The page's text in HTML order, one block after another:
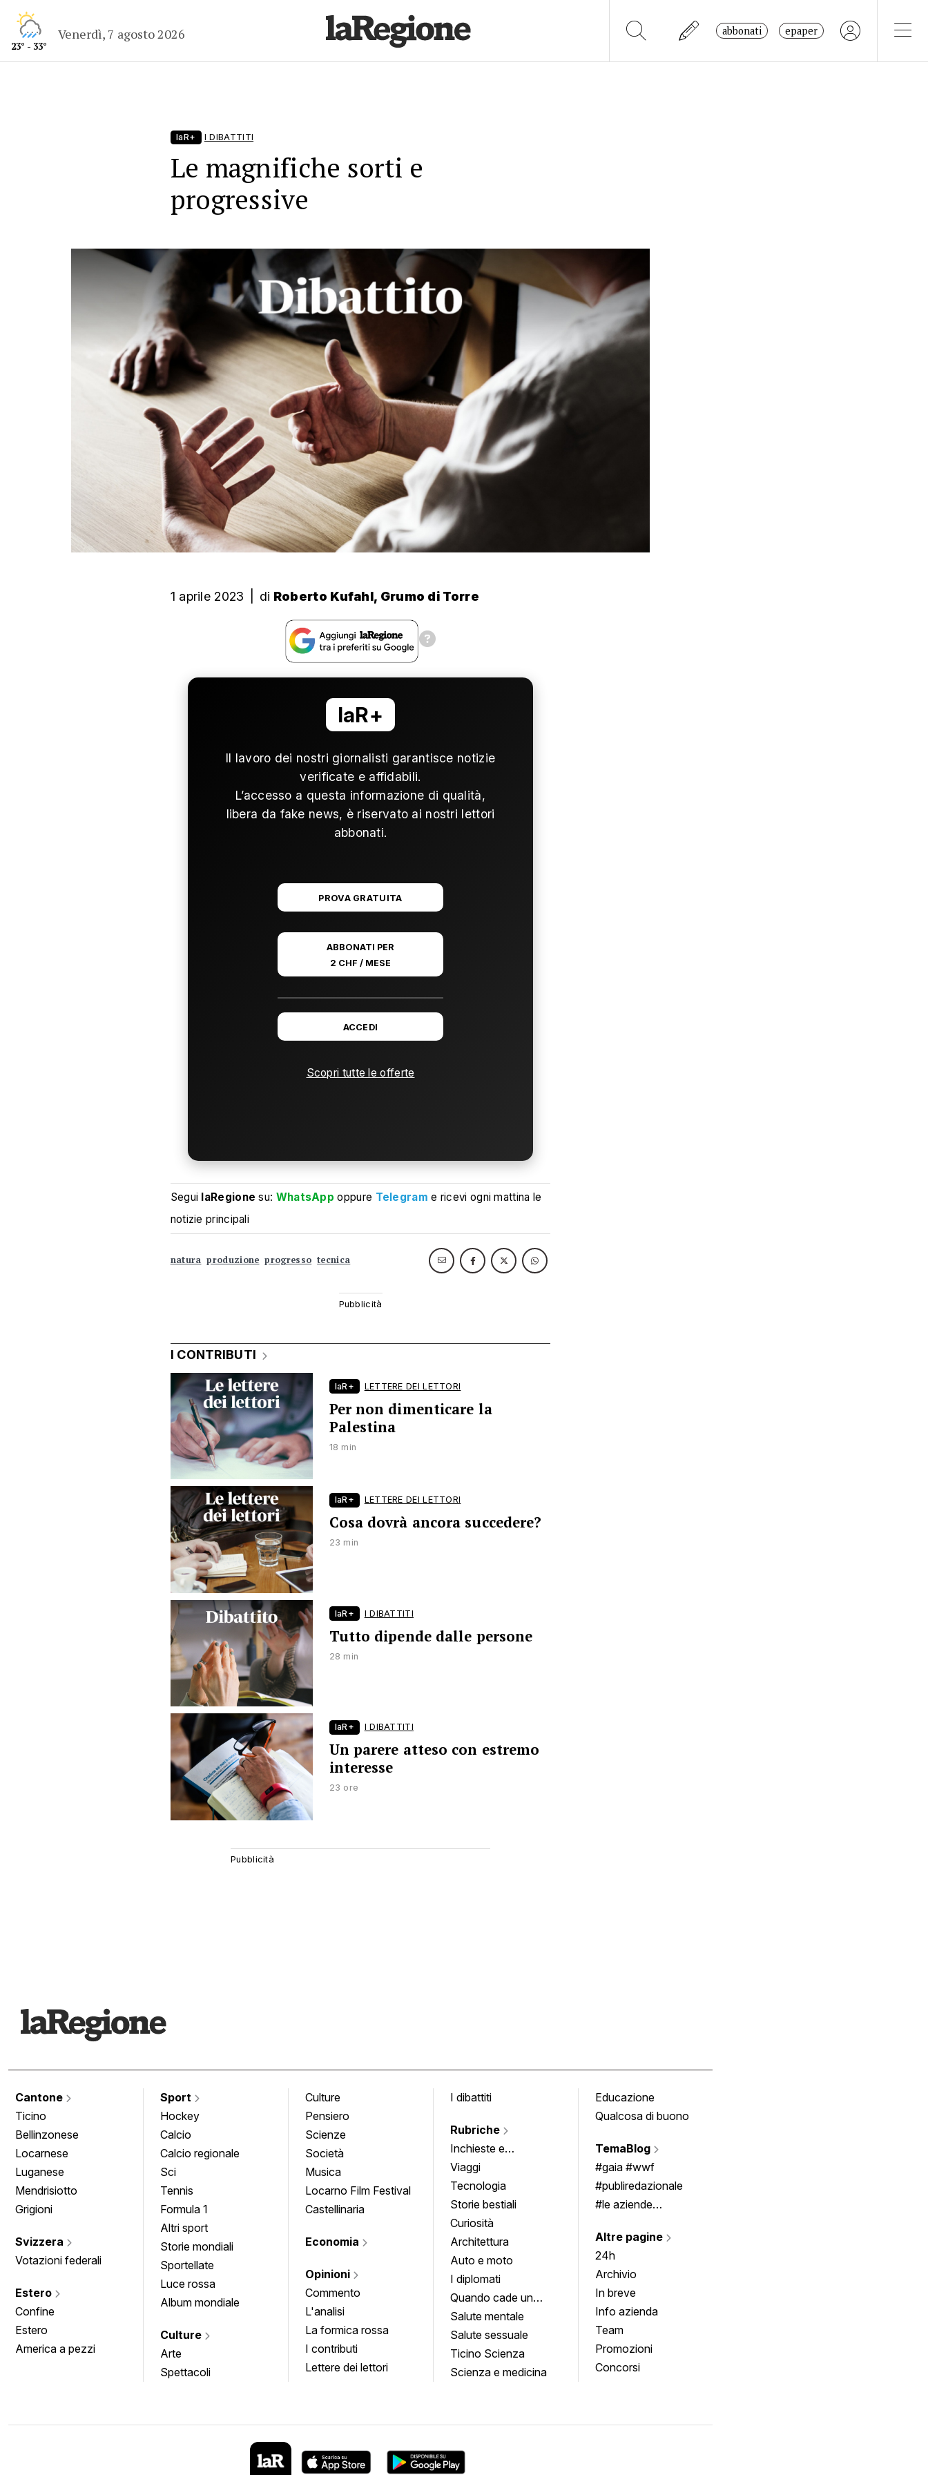
23° - 33°
Venerdì, 7 agosto 2026 abbonati epaper
laR+ I DIBATTITI
Le magnifiche sorti e
progressive
1 aprile 2023 di Roberto Kufahl, Grumo di Torre
laR+
Il lavoro dei nostri giornalisti garantisce notizie
verificate e affidabili.
L’accesso a questa informazione di qualità,
libera da fake news, è riservato ai nostri lettori
abbonati.
PROVA GRATUITA
ABBONATI PER
2 CHF / MESE
ACCEDI
Scopri tutte le offerte
Segui laRegione su: WhatsApp oppure Telegram e ricevi ogni mattina le
notizie principali
natura produzione progresso tecnica
I CONTRIBUTI
laR+ LETTERE DEI LETTORI
Per non dimenticare la
Palestina
18 min
laR+ LETTERE DEI LETTORI
Cosa dovrà ancora succedere?
23 min
laR+ I DIBATTITI
Tutto dipende dalle persone
28 min
laR+ I DIBATTITI
Un parere atteso con estremo
interesse
23 ore
Cantone
Ticino
Bellinzonese
Locarnese
Luganese
Mendrisiotto
Grigioni
Svizzera
Votazioni federali
Estero
Confine
Estero
America a pezzi
Sport
Hockey
Calcio
Calcio regionale
Sci
Tennis
Formula 1
Altri sport
Storie mondiali
Sportellate
Luce rossa
Album mondiale
Culture
Arte
Spettacoli
Culture
Pensiero
Scienze
Società
Musica
Locarno Film Festival
Castellinaria
Economia
Opinioni
Commento
L'analisi
La formica rossa
I contributi
Lettere dei lettori
I dibattiti
Rubriche
Inchieste e
approfondimenti
Viaggi
Tecnologia
Storie bestiali
Curiosità
Architettura
Auto e moto
I diplomati
Quando cade un
quadro
Salute mentale
Salute sessuale
Ticino Scienza
Scienza e medicina
Educazione
Qualcosa di buono
TemaBlog
#gaia #wwf
#publiredazionale
#le aziende
Altre pagine
24h
Archivio
In breve
Info azienda
Team
Promozioni
Concorsi